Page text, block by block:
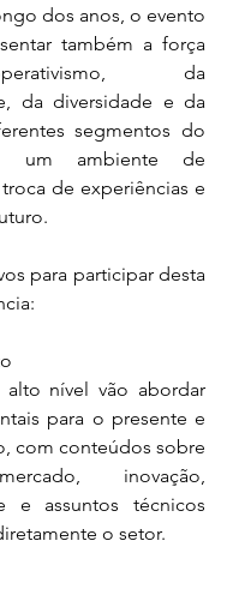
dos anos, o evento
também a força
da
da diversidade e da
segmentos do
um ambiente de
de experiências e
para participar desta
alto nível vão abordar
para o presente e
com conteúdos sobre
inovação,
e assuntos técnicos
o setor.